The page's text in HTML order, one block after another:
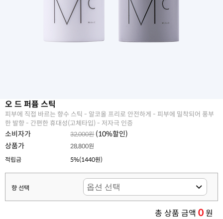
오 드 퍼퓸 스틱
피부에 직접 바르는 향수 스틱 - 알코올 프리로 안전하게 - 피부에 밀착되어 풍부
한 발향 - 간편한 휴대성(고체타입) - 저자극 인증
소비자가 32,000원 (10%할인)
상품가
28,800원
적립금
5%(1440원)
향 선택
총 상품 금액 0원